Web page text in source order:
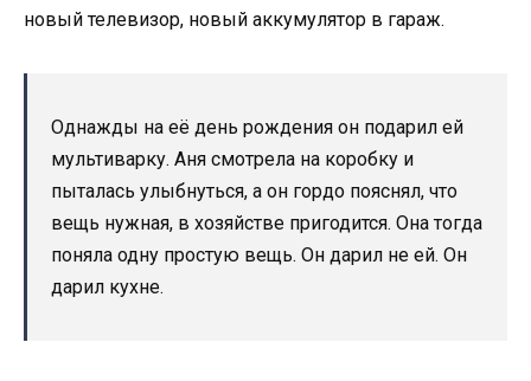
новый телевизор, новый аккумулятор в гараж.
Однажды на её день рождения он подарил ей
мультиварку. Аня смотрела на коробку и
пыталась улыбнуться, а он гордо пояснял, что
вещь нужная, в хозяйстве пригодится. Она тогда
поняла одну простую вещь. Он дарил не ей. Он
дарил кухне.